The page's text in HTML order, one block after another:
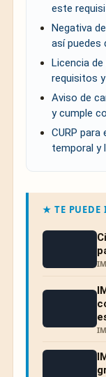
este
Negativa
así puedes
Licencia
requisitos
Aviso de
y cumple
CURP
temporal y
★ TE PUEDE